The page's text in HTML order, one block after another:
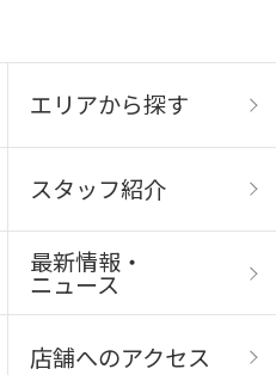
エリアから探す
スタッフ紹介
最新情報・
ニュース
店舗へのアクセス